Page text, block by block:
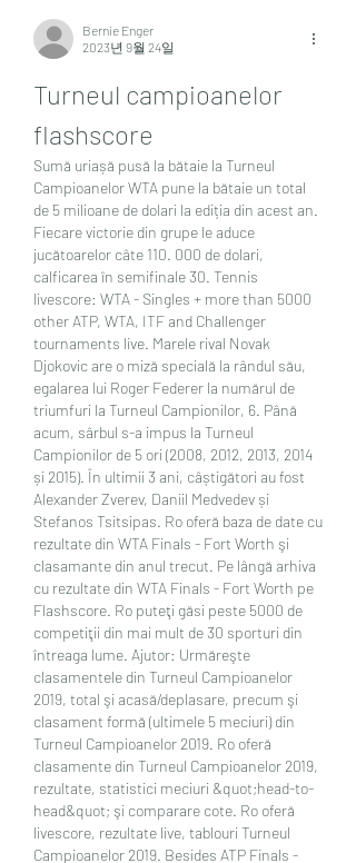
Bernie Enger
2023년 9월 24일
Turneul campioanelor
flashscore
Sumă uriașă pusă la bătaie la Turneul
Campioanelor WTA pune la bătaie un total
de 5 milioane de dolari la ediția din acest an.
Fiecare victorie din grupe le aduce
jucătoarelor câte 110. 000 de dolari,
calficarea în semifinale 30. Tennis
livescore: WTA - Singles + more than 5000
other ATP, WTA, ITF and Challenger
tournaments live. Marele rival Novak
Djokovic are o miză specială la rândul său,
egalarea lui Roger Federer la numărul de
triumfuri la Turneul Campionilor, 6. Până
acum, sârbul s-a impus la Turneul
Campionilor de 5 ori (2008, 2012, 2013, 2014
și 2015). În ultimii 3 ani, câștigători au fost
Alexander Zverev, Daniil Medvedev și
Stefanos Tsitsipas. Ro oferă baza de date cu
rezultate din WTA Finals - Fort Worth şi
clasamante din anul trecut. Pe lângă arhiva
cu rezultate din WTA Finals - Fort Worth pe
Flashscore. Ro puteţi găsi peste 5000 de
competiţii din mai mult de 30 sporturi din
întreaga lume. Ajutor: Urmăreşte
clasamentele din Turneul Campioanelor
2019, total şi acasă/deplasare, precum şi
clasament formă (ultimele 5 meciuri) din
Turneul Campioanelor 2019. Ro oferă
clasamente din Turneul Campioanelor 2019,
rezultate, statistici meciuri &quot;head-to-
head&quot; şi comparare cote. Ro oferă
livescore, rezultate live, tablouri Turneul
Campioanelor 2019. Besides ATP Finals -